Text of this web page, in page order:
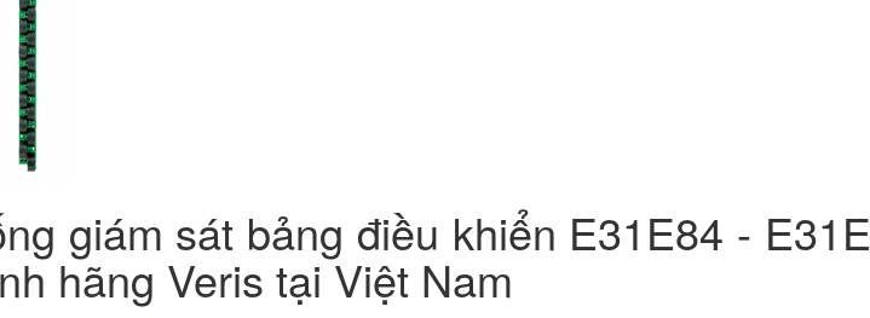
giám sát bảng điều khiển E31E84 -
hãng Veris tại Việt Nam